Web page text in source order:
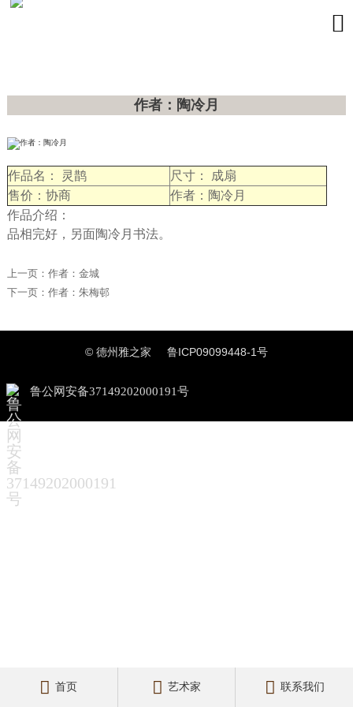

作者：陶冷月
作品名： 灵鹊
尺寸： 成扇
售价：协商
作者：陶冷月
作品介绍：
品相完好，另面陶冷月书法。
上一页： 作者：金城
下一页： 作者：朱梅邨
© 德州雅之家 鲁ICP09099448-1号
鲁公网安备37149202000191号
 首页  艺术家  联系我们